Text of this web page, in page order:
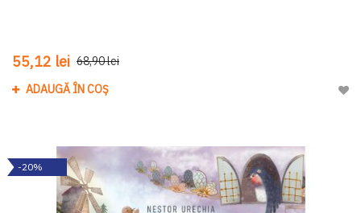
55,12 lei 68,90 lei
ADAUGĂ ÎN COȘ
-20%